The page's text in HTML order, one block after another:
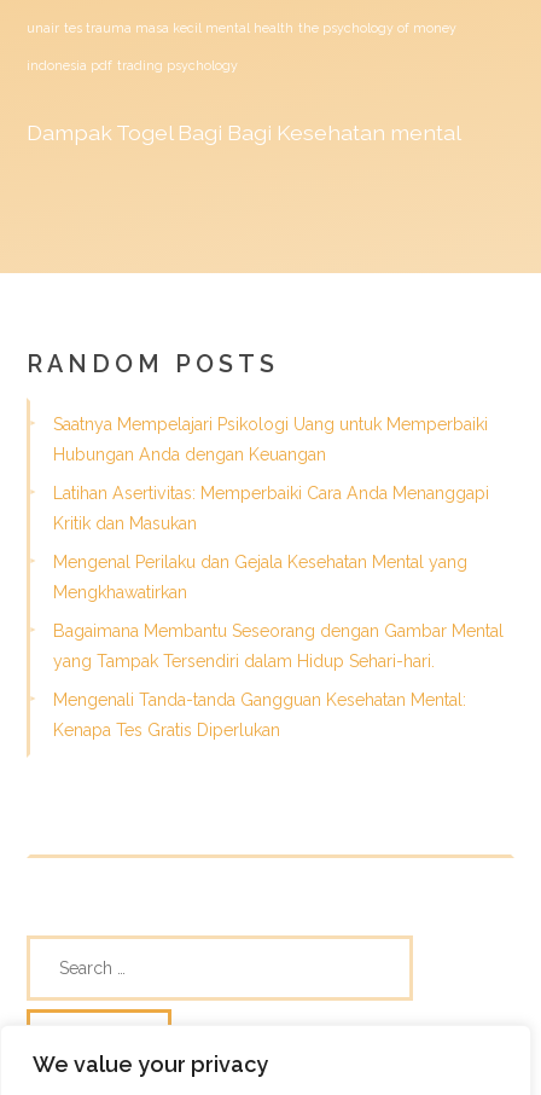
We value your privacy
unair tes trauma masa kecil mental health the psychology of money
indonesia pdf trading psychology
Dampak Togel Bagi Bagi Kesehatan mental
RANDOM POSTS
Saatnya Mempelajari Psikologi Uang untuk Memperbaiki
Hubungan Anda dengan Keuangan
Latihan Asertivitas: Memperbaiki Cara Anda Menanggapi
Kritik dan Masukan
Mengenal Perilaku dan Gejala Kesehatan Mental yang
Mengkhawatirkan
Bagaimana Membantu Seseorang dengan Gambar Mental
yang Tampak Tersendiri dalam Hidup Sehari-hari.
Mengenali Tanda-tanda Gangguan Kesehatan Mental:
Kenapa Tes Gratis Diperlukan